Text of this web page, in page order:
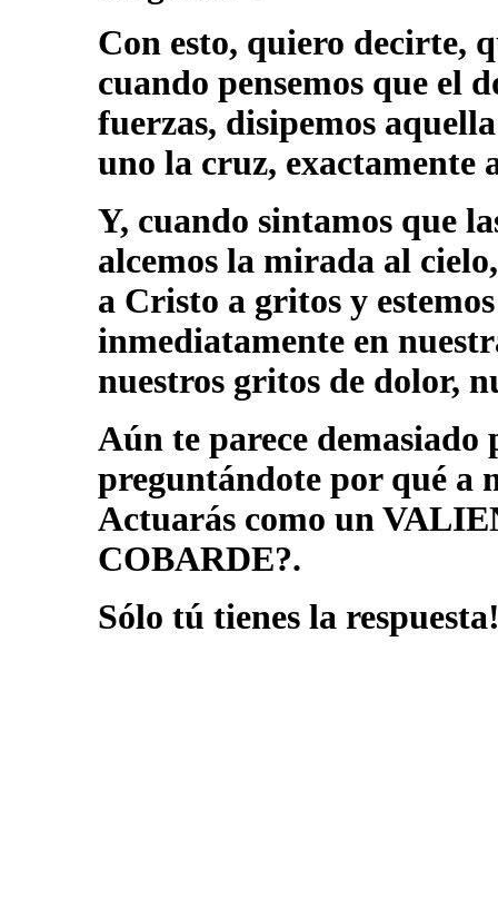
Con esto, quiero decirte,
cuando pensemos que el
fuerzas, disipemos
uno la cruz, exactamente
Y, cuando sintamos que
alcemos la mirada al
a Cristo a gritos y
inmediatamente en
nuestros gritos de dolor,
Aún te parece demasiado
preguntándote por qué a
Actuarás como un
COBARDE?.
Sólo tú tienes la